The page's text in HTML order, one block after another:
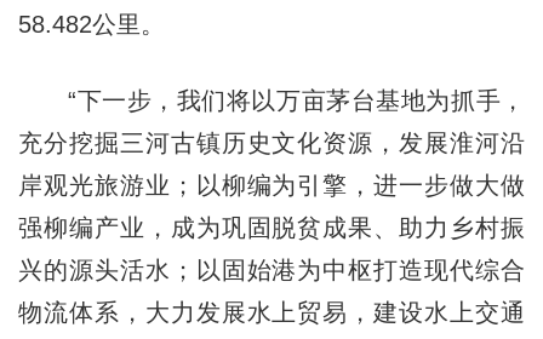
58.482公里。
“下一步，我们将以万亩茅台基地为抓手，
充分挖掘三河古镇历史文化资源，发展淮河沿
岸观光旅游业；以柳编为引擎，进一步做大做
强柳编产业，成为巩固脱贫成果、助力乡村振
兴的源头活水；以固始港为中枢打造现代综合
物流体系，大力发展水上贸易，建设水上交通